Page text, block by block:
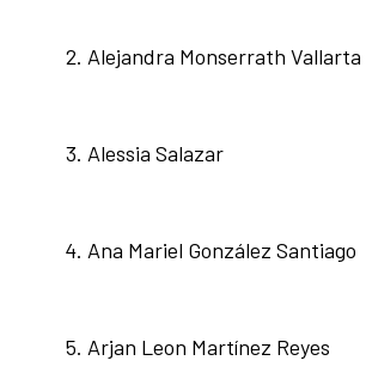
Alejandra Monserrath Vallarta
Alessia Salazar
Ana Mariel González Santiago
Arjan Leon Martínez Reyes